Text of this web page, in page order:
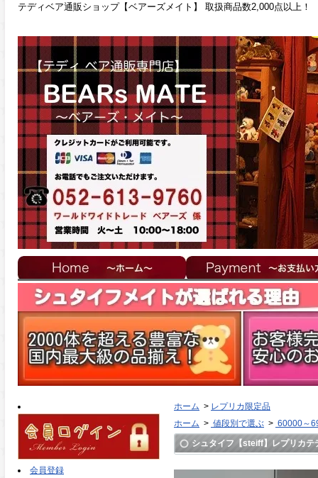
テディベア通販ショップ【ベアーズメイト】 取扱商品数2,000点以上！
会員登録
ホーム > レプリカ限定品
ホーム > 値段別で選ぶ > 60000～
シュタイフ【steiff】レプリカ